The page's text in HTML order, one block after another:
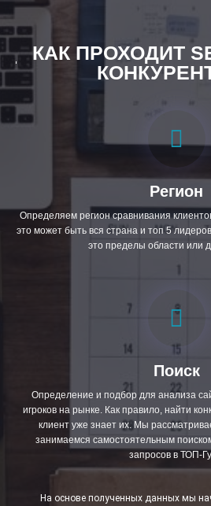
КАК ПРОХОДИТ
Регион
Определяем регион сравнивания
это может быть вся страна и топ 5
это пределы области или
Поиск
Определение и подбор для анализа
игроков на рынке. Как правило, найти
клиент уже знает их. Мы
занимаемся самостоятельным
запросов в ТОП-
На основе полученных данных мы